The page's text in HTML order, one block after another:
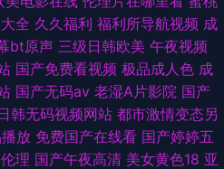
全 久久福利 福利所导航视频 成
bt原声 三级日韩欧美 午夜视频
国产免费看视频 极品成人色 成
国产无码av 老湿A片影院 国产
韩无码视频网站 都市激情变态另
放 免费国产在线看 国产婷婷五
理 国产午夜高清 美女黄色18 亚